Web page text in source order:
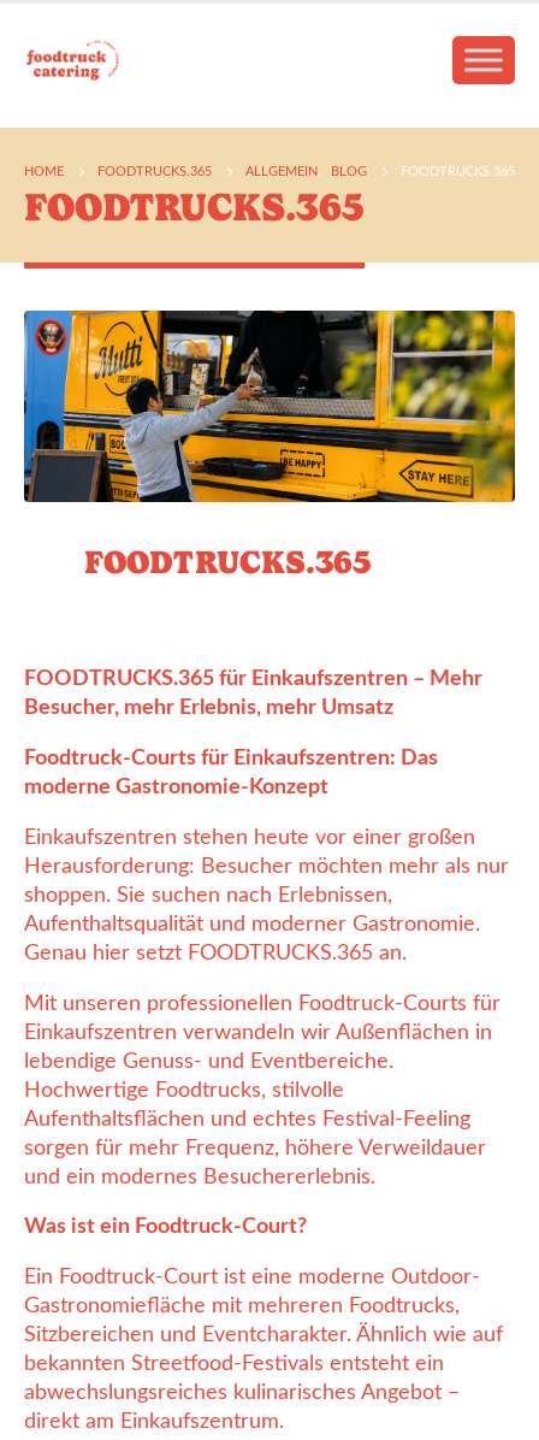
HOME FOODTRUCKS.365 ALLGEMEIN BLOG FOODTRUCKS.365
FOODTRUCKS.365
FOODTRUCKS.365
FOODTRUCKS.365 für Einkaufszentren – Mehr
Besucher, mehr Erlebnis, mehr Umsatz
Foodtruck-Courts für Einkaufszentren: Das
moderne Gastronomie-Konzept
Einkaufszentren stehen heute vor einer großen
Herausforderung: Besucher möchten mehr als nur
shoppen. Sie suchen nach Erlebnissen,
Aufenthaltsqualität und moderner Gastronomie.
Genau hier setzt FOODTRUCKS.365 an.
Mit unseren professionellen Foodtruck-Courts für
Einkaufszentren verwandeln wir Außenflächen in
lebendige Genuss- und Eventbereiche.
Hochwertige Foodtrucks, stilvolle
Aufenthaltsflächen und echtes Festival-Feeling
sorgen für mehr Frequenz, höhere Verweildauer
und ein modernes Besuchererlebnis.
Was ist ein Foodtruck-Court?
Ein Foodtruck-Court ist eine moderne Outdoor-
Gastronomiefläche mit mehreren Foodtrucks,
Sitzbereichen und Eventcharakter. Ähnlich wie auf
bekannten Streetfood-Festivals entsteht ein
abwechslungsreiches kulinarisches Angebot –
direkt am Einkaufszentrum.